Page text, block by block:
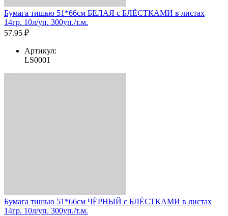
Бумага тишью 51*66см БЕЛАЯ с БЛЁСТКАМИ в листах
14гр. 10л/уп. 300уп./т.м.
57.95 ₽
Артикул:
LS0001
Бумага тишью 51*66см ЧЁРНЫЙ с БЛЁСТКАМИ в листах
14гр. 10л/уп. 300уп./т.м.